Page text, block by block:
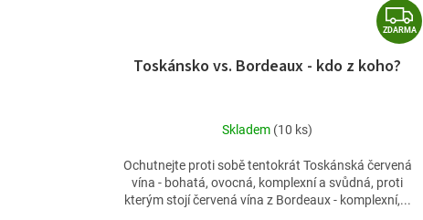
Z
D
ZDARMA
Toskánsko vs. Bordeaux - kdo z koho?
Skladem (10 ks)
Ochutnejte proti sobě tentokrát Toskánská červená
vína - bohatá, ovocná, komplexní a svůdná, proti
kterým stojí červená vína z Bordeaux - komplexní,...